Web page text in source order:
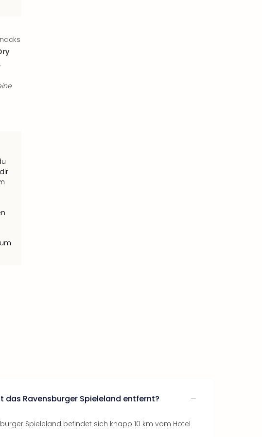
das Ravensburger Spieleland entfernt?
Spieleland befindet sich knapp 10 km vom Hotel